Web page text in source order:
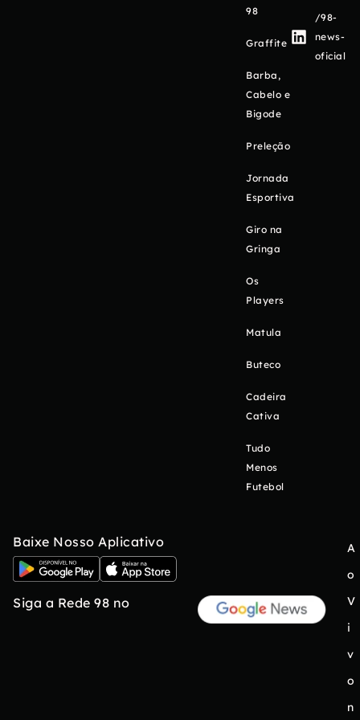
98
Graffite
Barba,
Cabelo e
Bigode
Preleção
Jornada
Esportiva
Giro na
Gringa
Os
Players
Matula
Buteco
Cadeira
Cativa
Tudo
Menos
Futebol
/98-
news-
oficial
Baixe Nosso Aplicativo
Siga a Rede 98 no
A
o
V
i
v
o
n